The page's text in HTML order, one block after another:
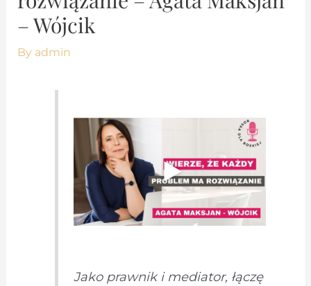
– Wójcik
By admin
Jako prawnik i mediator, łączę